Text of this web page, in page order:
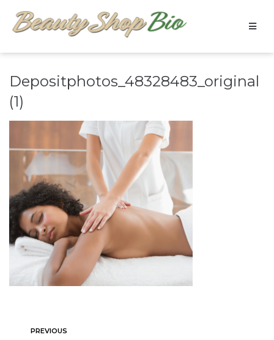
Depositphotos_48328483_original
(1)
PREVIOUS